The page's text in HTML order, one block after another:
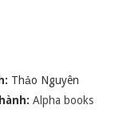
Thảo Nguyên
Alpha books